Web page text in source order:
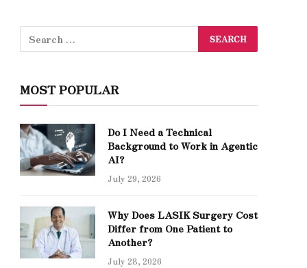
MOST POPULAR
Do I Need a Technical
Background to Work in Agentic
AI?
July 29, 2026
Why Does LASIK Surgery Cost
Differ from One Patient to
Another?
July 28, 2026